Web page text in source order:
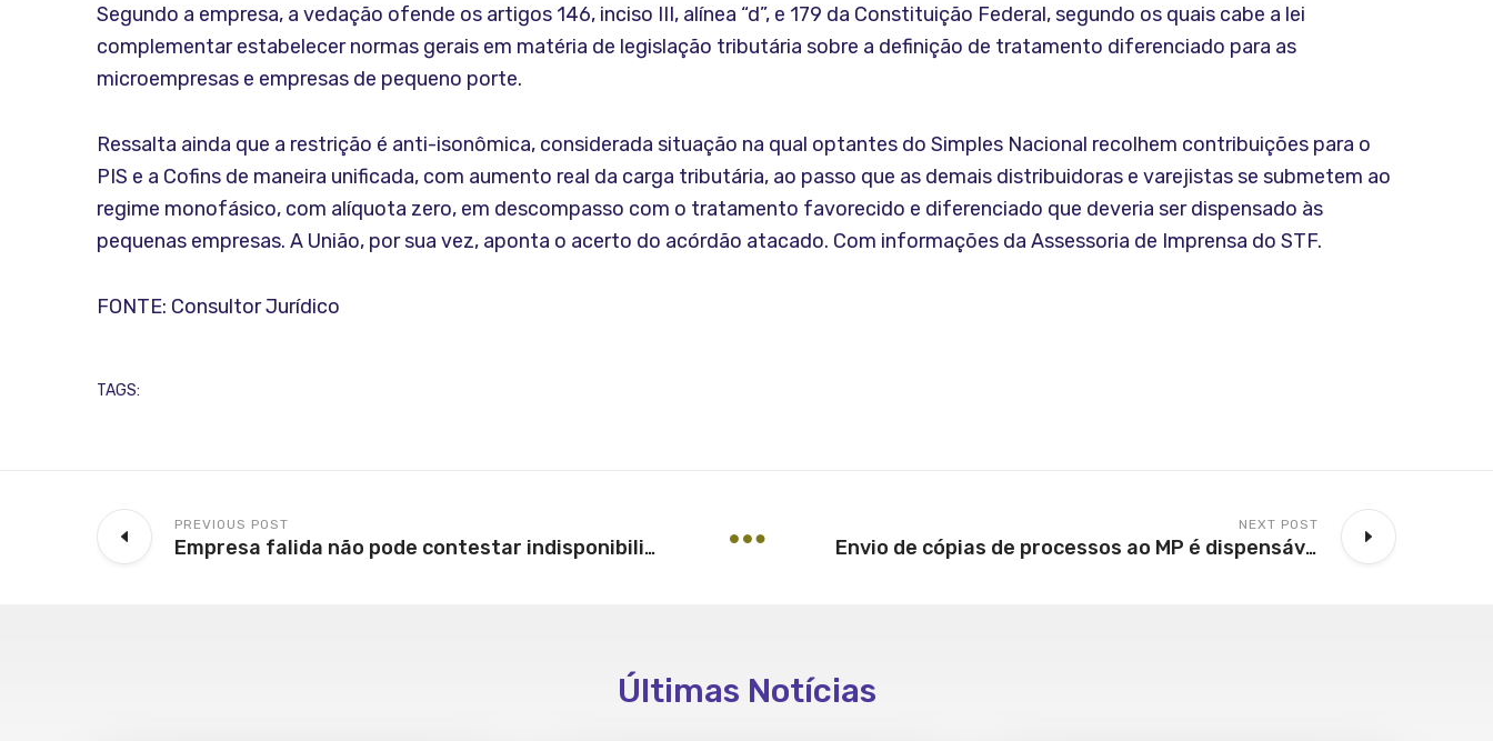
Segundo a empresa, a vedação ofende os artigos 146, inciso III, alínea “d”, e 179 da Constituição Federal, segundo os quais cabe a lei
complementar estabelecer normas gerais em matéria de legislação tributária sobre a definição de tratamento diferenciado para as
microempresas e empresas de pequeno porte.
Ressalta ainda que a restrição é anti-isonômica, considerada situação na qual optantes do Simples Nacional recolhem contribuições para o
PIS e a Cofins de maneira unificada, com aumento real da carga tributária, ao passo que as demais distribuidoras e varejistas se submetem ao
regime monofásico, com alíquota zero, em descompasso com o tratamento favorecido e diferenciado que deveria ser dispensado às
pequenas empresas. A União, por sua vez, aponta o acerto do acórdão atacado. Com informações da Assessoria de Imprensa do STF.
FONTE: Consultor Jurídico
TAGS:
PREVIOUS POST
Empresa falida não pode contestar indisponibilidade de bens de sócios, diz STJ
NEXT POST
Envio de cópias de processos ao MP é dispensável, decide 3ª Seção do STJ
Últimas Notícias